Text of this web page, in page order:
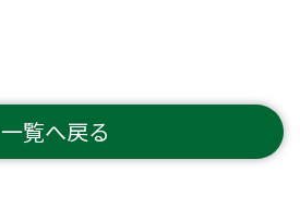
一覧へ戻る